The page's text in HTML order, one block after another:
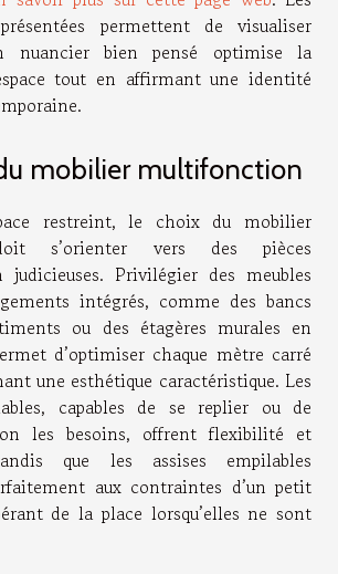
permettent de visualiser
nuancier bien pensé optimise la
tout en affirmant une identité
mobilier multifonction
restreint, le choix du mobilier
s’orienter vers des pièces
Privilégier des meubles
intégrés, comme des bancs
ou des étagères murales en
d’optimiser chaque mètre carré
une esthétique caractéristique. Les
capables de se replier ou de
les besoins, offrent flexibilité et
que les assises empilables
aux contraintes d’un petit
de la place lorsqu’elles ne sont